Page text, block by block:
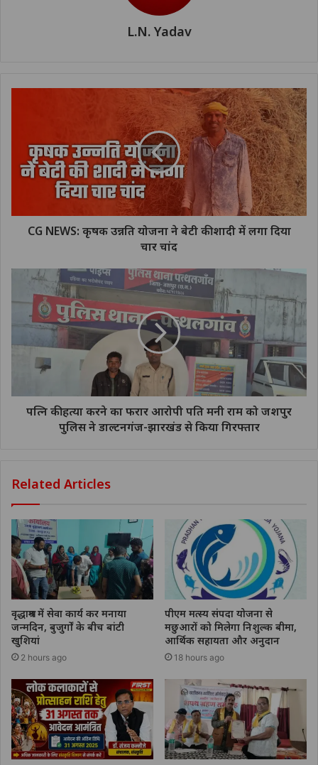
L.N. Yadav
CG NEWS: कृषक उन्नति योजना ने बेटी की शादी में लगा दिया
चार चांद
पत्नि की हत्या करने का फरार आरोपी पति मनी राम को जशपुर
पुलिस ने डाल्टनगंज-झारखंड से किया गिरफ्तार
Related Articles
वृद्धाश्रम में सेवा कार्य कर मनाया
जन्मदिन, बुजुर्गों के बीच बांटी
खुशियां
2 hours ago
पीएम मत्स्य संपदा योजना से
मछुआरों को मिलेगा निशुल्क बीमा,
आर्थिक सहायता और अनुदान
18 hours ago